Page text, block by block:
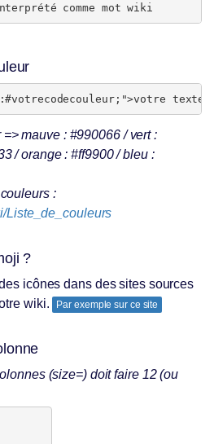
comme mot wiki
mauve : #990066 / vert :
/ orange : #ff9900 / bleu :
:
Liste_de_couleurs
?
icônes dans des sites sources
wiki.
Par exemple sur ce site
(size=) doit faire 12 (ou